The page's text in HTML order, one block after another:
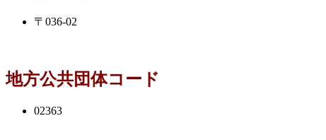
〒036-02
地方公共団体コード
02363